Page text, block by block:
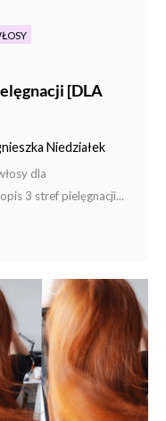
[DLA
Niedziałek
dla
3 stref pielęgnacji...